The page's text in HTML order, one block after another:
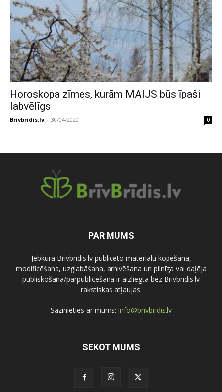
Horoskopa zīmes, kurām MAIJS būs īpaši
labvēlīgs
Brivbridis.lv - 30/04/2020 0
PAR MUMS
Jebkura Brivbridis.lv publicēto materiālu kopēšana,
modificēšana, uzglabāšana, arhivēšana un pilnīga vai daļēja
publiskošana/pārpublicēšana ir aizliegta bez Brivbridis.lv
rakstiskas atļaujas.
Sazinieties ar mums: info@brivbridis.lv
SEKOT MUMS